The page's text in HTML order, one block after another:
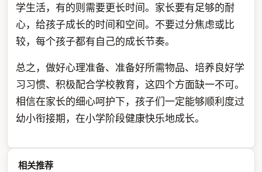
学生活，有的则需要更长时间。家长要有足够的耐
心，给孩子成长的时间和空间。不要过分焦虑或比
较，每个孩子都有自己的成长节奏。
总之，做好心理准备、准备好所需物品、培养良好学
习习惯、积极配合学校教育，这四个方面缺一不可。
相信在家长的细心呵护下，孩子们一定能够顺利度过
幼小衔接期，在小学阶段健康快乐地成长。
相关推荐